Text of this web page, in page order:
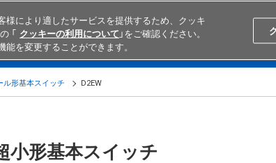
Japan
・学ぶ テクニカルサポート
ル形基本スイッチ D2EW
小形基本スイッチ
様により適したサービスを提供するため、クッキ
「 クッキーの利用について 」をご確認ください。
を変更することができます。